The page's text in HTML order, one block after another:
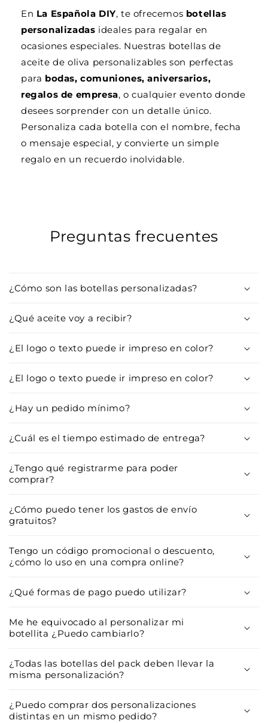
En La Española DIY, te ofrecemos botellas
personalizadas ideales para regalar en
ocasiones especiales. Nuestras botellas de
aceite de oliva personalizables son perfectas
para bodas, comuniones, aniversarios,
regalos de empresa, o cualquier evento donde
desees sorprender con un detalle único.
Personaliza cada botella con el nombre, fecha
o mensaje especial, y convierte un simple
regalo en un recuerdo inolvidable.
Preguntas frecuentes
¿Cómo son las botellas personalizadas?
¿Qué aceite voy a recibir?
¿El logo o texto puede ir impreso en color?
¿El logo o texto puede ir impreso en color?
¿Hay un pedido mínimo?
¿Cuál es el tiempo estimado de entrega?
¿Tengo qué registrarme para poder
comprar?
¿Cómo puedo tener los gastos de envío
gratuitos?
Tengo un código promocional o descuento,
¿cómo lo uso en una compra online?
¿Qué formas de pago puedo utilizar?
Me he equivocado al personalizar mi
botellita ¿Puedo cambiarlo?
¿Todas las botellas del pack deben llevar la
misma personalización?
¿Puedo comprar dos personalizaciones
distintas en un mismo pedido?